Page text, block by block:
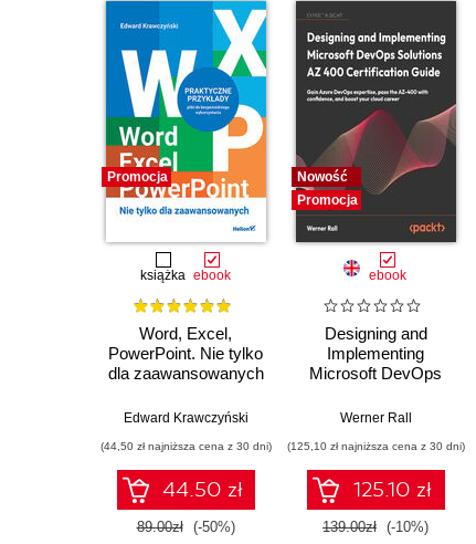
Promocja
książka ebook
Word, Excel,
PowerPoint. Nie tylko
dla zaawansowanych
Edward Krawczyński
(44,50 zł najniższa cena z 30 dni)
44.50 zł
89.00zł (-50%)
Nowość
Promocja
ebook
Designing and
Implementing
Microsoft DevOps
Certification Guide.
expertise, pass the
AZ-400 with
confidence, and
boost your cloud
career
Werner Rall
(125,10 zł najniższa cena z 30 dni)
125.10 zł
139.00zł (-10%)